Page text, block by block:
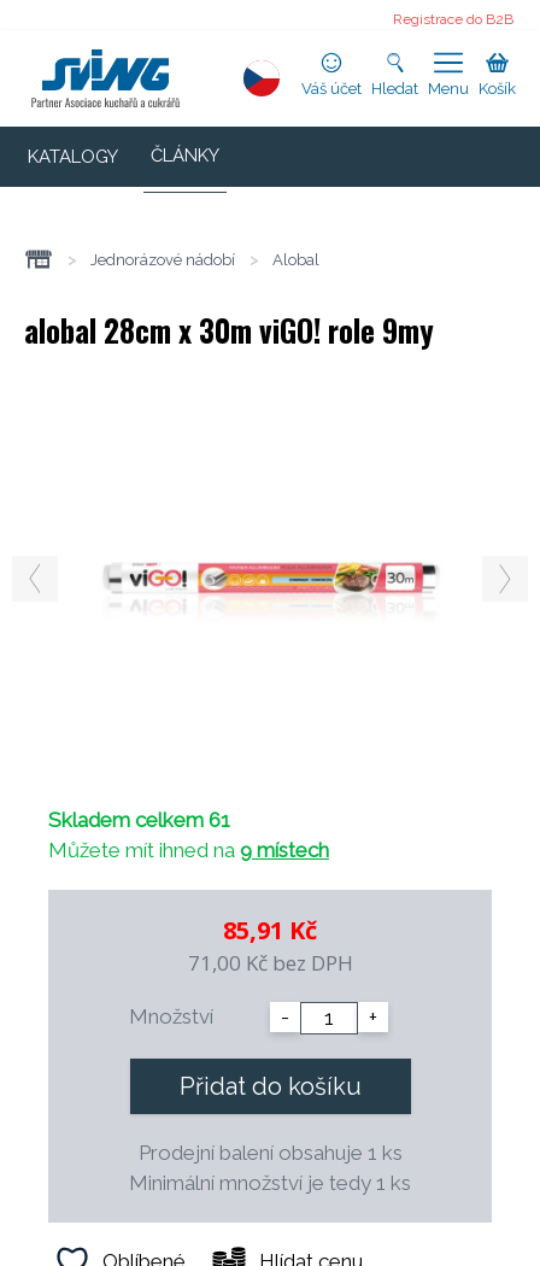
Registrace do B2B
Váš účet Hledat Menu Košík
KATALOGY ČLÁNKY
> Jednorázové nádobí > Alobal
alobal 28cm x 30m viGO! role 9my
Skladem celkem 61
Můžete mít ihned na 9 místech
85,91 Kč
71,00 Kč bez DPH
Množství - +
Přidat do košíku
Prodejní balení obsahuje 1 ks
Minimální množství je tedy 1 ks
Oblíbené
Hlídat cenu